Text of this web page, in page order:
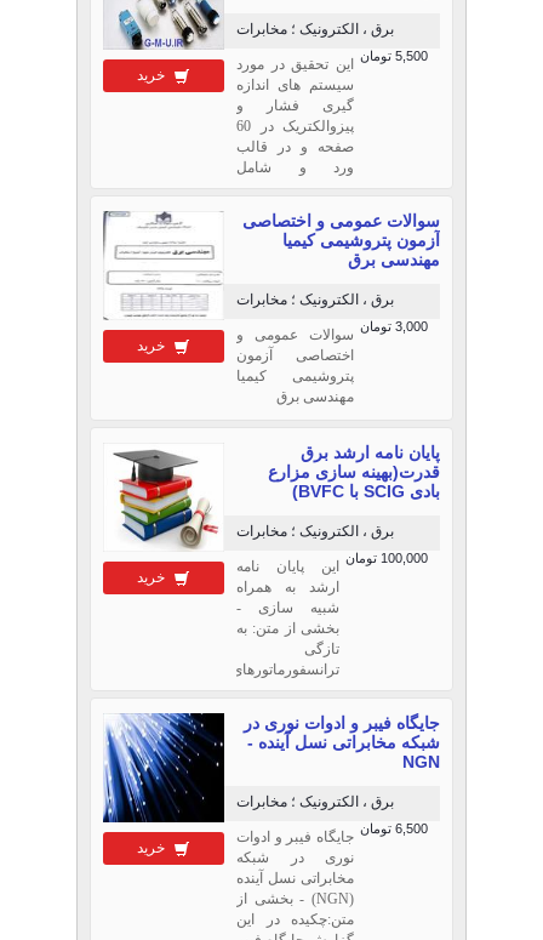
خرید
برق ، الکترونیک ؛ مخابرات
5,500 تومان
این تحقیق در مورد
سیستم های اندازه
گیری فشار و
پیزوالکتریک در 60
صفحه و در قالب
ورد و شامل
پیزوالکتریک
درسیستمهای اندازه
گیری،اصول ساخت
فشار سنج دیافراگم
پیزوالکتریک،دیافراگم
پیزوالکتریک،فشار
سنج،فشارسنج
پیزوالکتریک،انواع
فشار سنج
پیزوالکتریک،وسايل
فشار سنج پ
خرید
سوالات عمومی و اختصاصی
آزمون پتروشیمی کیمیا
مهندسی برق
برق ، الکترونیک ؛ مخابرات
3,000 تومان
سوالات عمومی و
اختصاصی آزمون
پتروشیمی کیمیا
مهندسی برق
خرید
پایان نامه ارشد برق
قدرت(بهینه سازی مزارع
بادی SCIG با BVFC)
برق ، الکترونیک ؛ مخابرات
100,000 تومان
این پایان نامه
ارشد به همراه
شبیه سازی -
بخشی از متن: به
تازگی
ترانسفورماتورهای
شارش توان بین
دو شبکه
باشد vft توان
راکتیو مصری
کمتری نسبت به
hvdc دارد و
سرعت پاسخ
حالت گذار آن
سریع تر است اما
خرید
جایگاه فیبر و ادوات نوری در
شبکه مخابراتی نسل آینده -
NGN
برق ، الکترونیک ؛ مخابرات
6,500 تومان
جایگاه فیبر و ادوات
نوری در شبکه
مخابراتی نسل آینده
(NGN) - بخشی از
متن:چكيده در اين